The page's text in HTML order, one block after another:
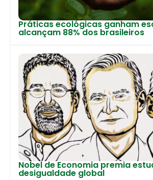
Práticas ecológicas ganham
alcançam 88% dos brasileiros
Nobel de Economia premia
desigualdade global